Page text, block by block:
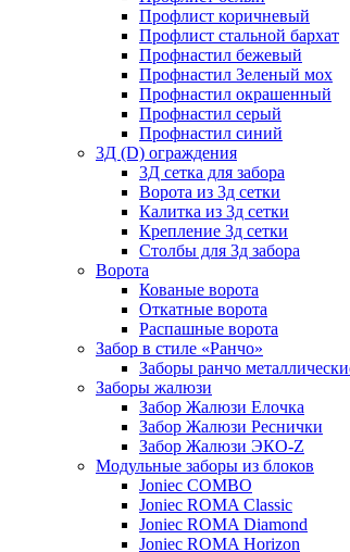
Профлист коричневый
Профлист стальной бархат
Профнастил бежевый
Профнастил Зеленый мох
Профнастил окрашенный
Профнастил серый
Профнастил синий
3Д (D) ограждения
3Д сетка для забора
Ворота из 3д сетки
Калитка из 3д сетки
Крепление 3д сетки
Столбы для 3д забора
Ворота
Кованые ворота
Откатные ворота
Распашные ворота
Забор в стиле «Ранчо»
Заборы ранчо
Заборы жалюзи
Забор Жалюзи Елочка
Забор Жалюзи Реснички
Забор Жалюзи ЭКО-Z
Модульные заборы из блоков
Joniec COMBO
Joniec ROMA Classic
Joniec ROMA Diamond
Joniec ROMA Horizon